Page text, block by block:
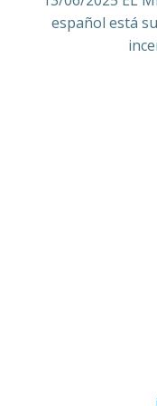
español está